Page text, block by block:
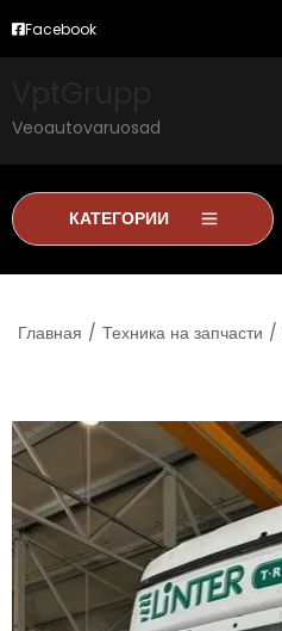
Facebook
Veoautovaruosad
КАТЕГОРИИ
Главная / Техника на запчасти /